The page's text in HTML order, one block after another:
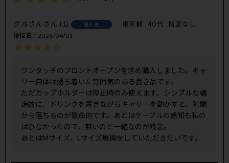
グルさん 1 購入者 東京都 40代 指定なし
投稿日 2026/04/01
ワンタッチのフロントオープンを求め購入しました。キャ
リー自体は落ち着いた雰囲気のある良き品です。
ただカップホルダーは停止時のみ使えます。シンプルな構
造故に、ドリンクを置きながらキャリーを動かすと、隙間
から落ちるのが致命的です。あとはケーブルの感知も私の
はひなかったので、無いのと一緒なのが残念。
あとはMサイズ、Lサイズ展開をしていただきたいです。